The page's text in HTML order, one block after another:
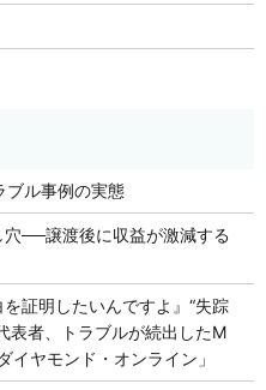
ブル事例の実態
──譲渡後に収益が激減する
証明したいんですよ』“失踪
表者、トラブルが続出したM
イヤモンド・オンライン」